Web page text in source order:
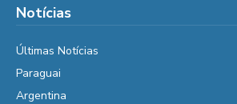
Notícias
Últimas Notícias
Paraguai
Argentina